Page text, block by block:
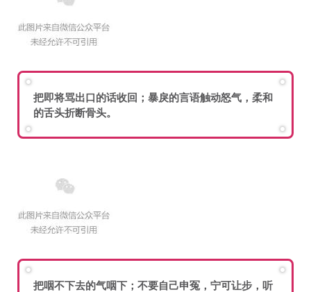
把即将骂出口的话收回；暴戾的言语触动怒气，柔和
的舌头折断骨头。
把咽不下去的气咽下；不要自己申冤，宁可让步，听